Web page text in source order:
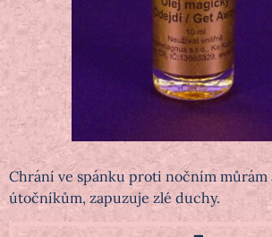
Chrání ve spánku proti nočním můrám
útočníkům, zapuzuje zlé duchy.